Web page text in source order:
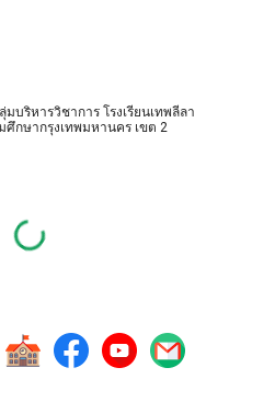
ริหารวิชาการ โรงเรียนเทพลีลา
กษากรุงเทพมหานคร เขต 2